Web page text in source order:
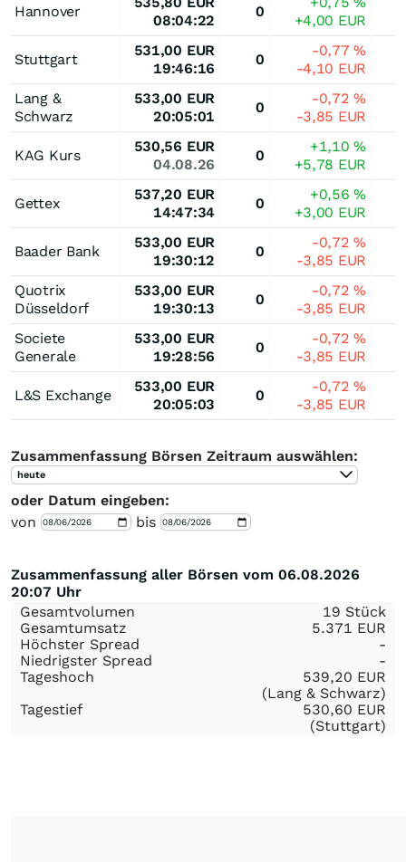
Hannover
08:04:22
0
+4,00 EUR
Stuttgart
531,00 EUR
19:46:16
0
-0,77%
-4,10 EUR
Lang &
Schwarz
533,00 EUR
20:05:01
0
-0,72%
-3,85 EUR
KAG Kurs
530,56 EUR
04.08.26
0
+1,10%
+5,78 EUR
Gettex
537,20 EUR
14:47:34
0
+0,56%
+3,00 EUR
Baader Bank
533,00 EUR
19:30:12
0
-0,72%
-3,85 EUR
Quotrix
Düsseldorf
533,00 EUR
19:30:13
0
-0,72%
-3,85 EUR
Societe
Generale
533,00 EUR
19:28:56
0
-0,72%
-3,85 EUR
L&S Exchange
533,00 EUR
20:05:03
0
-0,72%
-3,85 EUR
Zusammenfassung Börsen Zeitraum auswählen:
heute
oder Datum eingeben:
von
bis
Zusammenfassung aller Börsen vom 06.08.2026
20:07 Uhr
Gesamtvolumen
19 Stück
Gesamtumsatz
5.371 EUR
Höchster Spread
-
Niedrigster Spread
-
Tageshoch
539,20 EUR
(Lang & Schwarz)
Tagestief
530,60 EUR
(Stuttgart)